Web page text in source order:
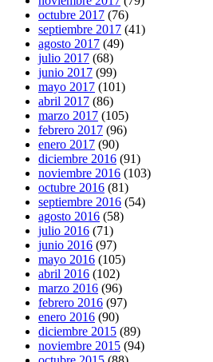
octubre 2017 (76)
septiembre 2017 (41)
agosto 2017 (49)
julio 2017 (68)
junio 2017 (99)
mayo 2017 (101)
abril 2017 (86)
marzo 2017 (105)
febrero 2017 (96)
enero 2017 (90)
diciembre 2016 (91)
noviembre 2016 (103)
octubre 2016 (81)
septiembre 2016 (54)
agosto 2016 (58)
julio 2016 (71)
junio 2016 (97)
mayo 2016 (105)
abril 2016 (102)
marzo 2016 (96)
febrero 2016 (97)
enero 2016 (90)
diciembre 2015 (89)
noviembre 2015 (94)